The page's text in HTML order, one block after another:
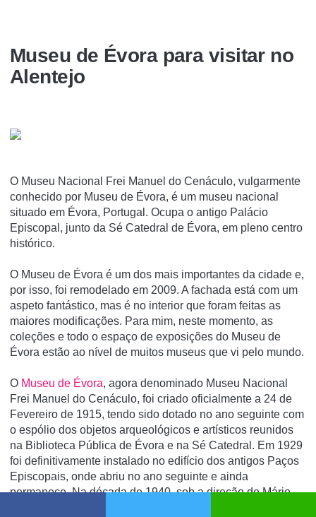
Museu de Évora para visitar no
Alentejo
O Museu Nacional Frei Manuel do Cenáculo, vulgarmente
conhecido por Museu de Évora, é um museu nacional
situado em Évora, Portugal. Ocupa o antigo Palácio
Episcopal, junto da Sé Catedral de Évora, em pleno centro
histórico.
O Museu de Évora é um dos mais importantes da cidade e,
por isso, foi remodelado em 2009. A fachada está com um
aspeto fantástico, mas é no interior que foram feitas as
maiores modificações. Para mim, neste momento, as
coleções e todo o espaço de exposições do Museu de
Évora estão ao nível de muitos museus que vi pelo mundo.
O Museu de Évora, agora denominado Museu Nacional
Frei Manuel do Cenáculo, foi criado oficialmente a 24 de
Fevereiro de 1915, tendo sido dotado no ano seguinte com
o espólio dos objetos arqueológicos e artísticos reunidos
na Biblioteca Pública de Évora e na Sé Catedral. Em 1929
foi definitivamente instalado no edifício dos antigos Paços
Episcopais, onde abriu no ano seguinte e ainda
permanece. Na década de 1940, sob a direção de Mário